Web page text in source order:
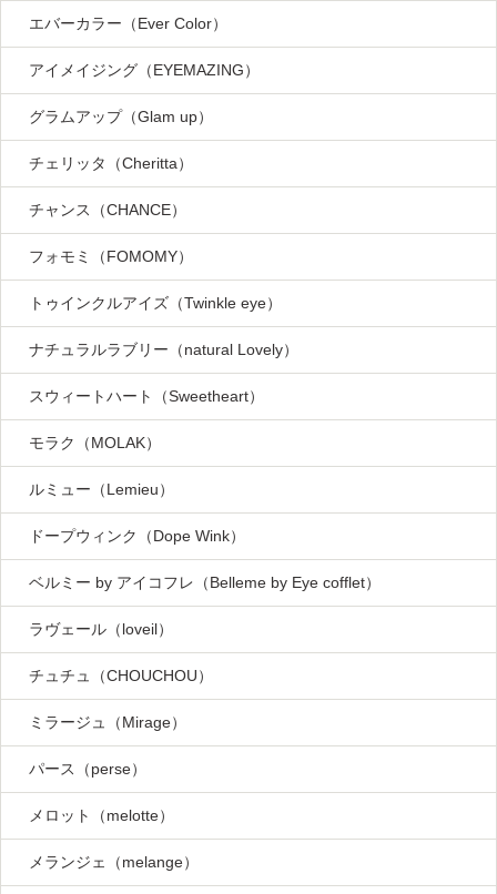
エバーカラー（Ever Color）
アイメイジング（EYEMAZING）
グラムアップ（Glam up）
チェリッタ（Cheritta）
チャンス（CHANCE）
フォモミ（FOMOMY）
トゥインクルアイズ（Twinkle eye）
ナチュラルラブリー（natural Lovely）
スウィートハート（Sweetheart）
モラク（MOLAK）
ルミュー（Lemieu）
ドープウィンク（Dope Wink）
ベルミー by アイコフレ（Belleme by Eye cofflet）
ラヴェール（loveil）
チュチュ（CHOUCHOU）
ミラージュ（Mirage）
パース（perse）
メロット（melotte）
メランジェ（melange）